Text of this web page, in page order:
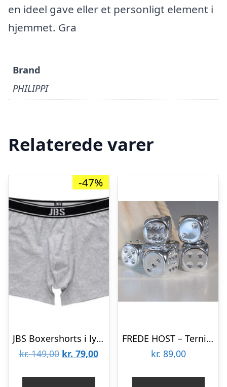
en ideel gave eller et personligt element i
hjemmet. Gra
Brand
PHILIPPI
Relaterede varer
-47%
JBS Boxershorts i lys grå
kr.149,00 Den
kr. 79,00Den
FREDE HOST – Terninger – Silver Plated
kr. 89,00